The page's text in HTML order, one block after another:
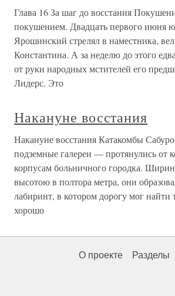
Глава 16 За шаг до восстания
покушением. Двадцать первого июня
Ярошинский стрелял в наместника,
Константина. А за неделю до этого
от руки народных мстителей его
Лидерс. Это
Накануне восстания
Накануне восстания Катакомбы
подземные галереи — протянулись от
корпусам больничного городка.
высотою в полтора метра, они
лабиринт, в котором дорогу мог найти
хорошо
О проекте Разделы